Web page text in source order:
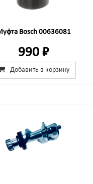
Bosch 00636081
990 ₽
Добавить в корзину